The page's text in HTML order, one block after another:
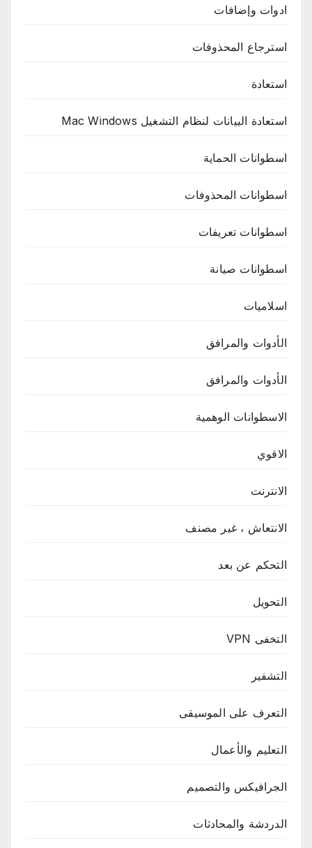
ادوات وإضافات
استرجاع المحذوفات
استعادة
استعادة البيانات لنظام التشغيل Mac Windows
اسطوانات الحماية
اسطوانات المحذوفات
اسطوانات تعريفات
اسطوانات صيانة
اسلاميات
الأدوات والمرافق
الأدوات والمرافق
الاسطوانات الوهمية
الاقوي
الانترنت
الانتعاش ، غير مصنف
التحكم عن بعد
التحويل
التخفى VPN
التشفير
التعرف على الموسيقى
التعليم والأعمال
الجرافيكس والتصميم
الدردشة والمحادثات